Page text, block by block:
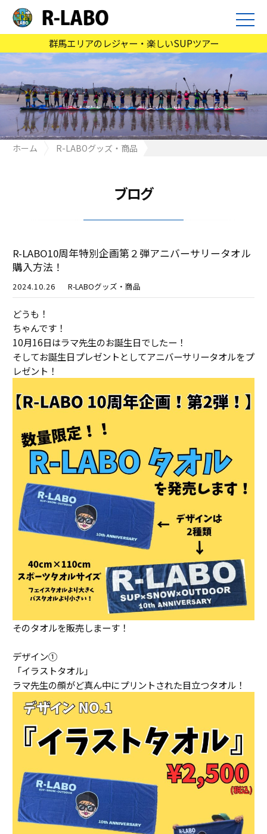
群馬エリアのレジャー・楽しいSUPツアー
ホーム
R-LABOグッズ・商品
ブログ
R-LABO10周年特別企画第２弾アニバーサリータオル
購入方法！
2024.10.26 R-LABOグッズ・商品
どうも！
ちゃんです！
10月16日はラマ先生のお誕生日でしたー！
そしてお誕生日プレゼントとしてアニバーサリータオルをプ
レゼント！
そのタオルを販売しまーす！
デザイン①
「イラストタオル」
ラマ先生の顔がど真ん中にプリントされた目立つタオル！